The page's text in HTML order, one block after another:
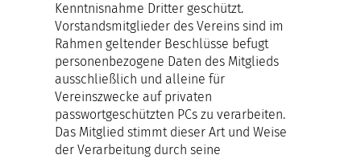
Kenntnisnahme Dritter geschützt.
Vorstandsmitglieder des Vereins sind im
Rahmen geltender Beschlüsse befugt
personenbezogene Daten des Mitglieds
ausschließlich und alleine für
Vereinszwecke auf privaten
passwortgeschützten PCs zu verarbeiten.
Das Mitglied stimmt dieser Art und Weise
der Verarbeitung durch seine